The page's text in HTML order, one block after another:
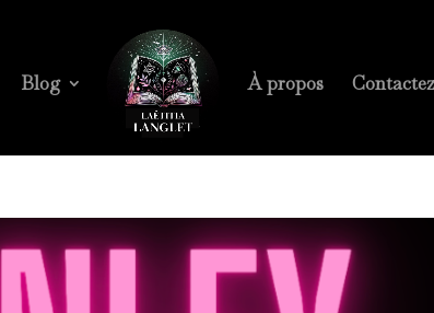
Blog À propos